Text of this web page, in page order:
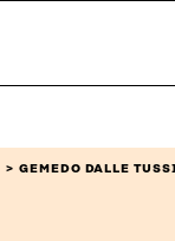
GEMEDO DALLE